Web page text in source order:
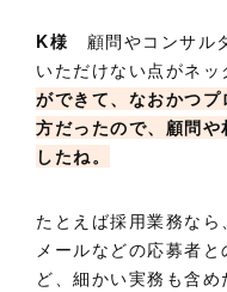
K様 顧問やコンサル
いただけない点がネッ
ができて、なおかつ
方だったので、顧問
したね。
たとえば採用業務な
メールなどの応募者
ど、細かい実務も含